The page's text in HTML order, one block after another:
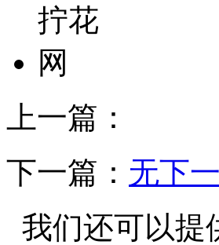
上一篇：
下一篇： 无下
我们还可以提